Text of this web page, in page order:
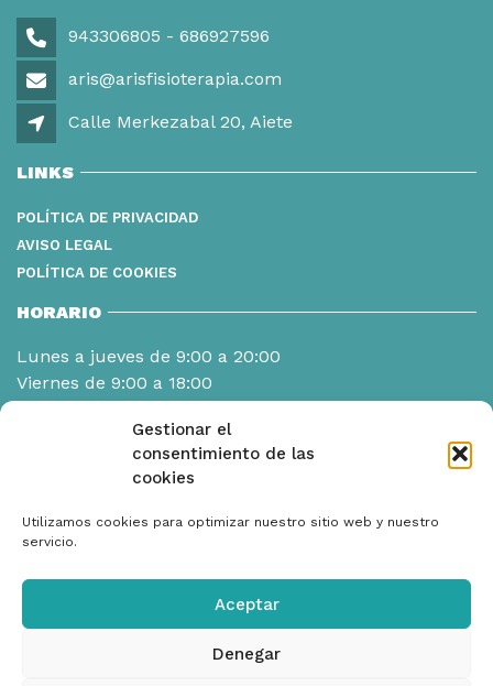
Gestionar el
consentimiento de las
cookies
Utilizamos cookies para optimizar nuestro sitio web y nuestro
servicio.
Aceptar
Denegar
943306805 - 686927596
aris@arisfisioterapia.com
Calle Merkezabal 20, Aiete
LINKS
POLÍTICA DE PRIVACIDAD
AVISO LEGAL
POLÍTICA DE COOKIES
HORARIO
Lunes a jueves de 9:00 a 20:00
Viernes de 9:00 a 18:00